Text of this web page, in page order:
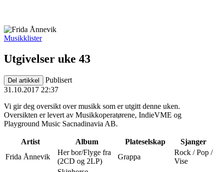
Musikklister
Utgivelser uke 43
Del artikkel
Publisert
31.10.2017 22:37
Vi gir deg oversikt over musikk som er utgitt denne uken.
Oversikten er levert av Musikkoperatørene, IndieVME og
Playground Music Sacnadinavia AB.
Artist Album Plateselskap
Sjanger
Frida Ånnevik
Her bor/Flyge fra
(2CD og 2LP)
Grappa
Rock / Pop /
Vise